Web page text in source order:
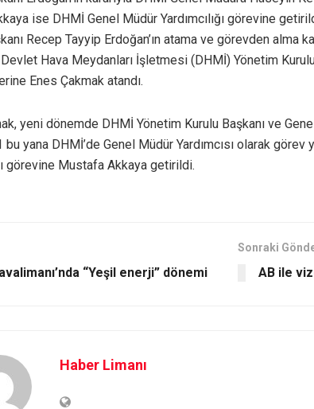
ise DHMİ Genel Müdür Yardımcılığı görevine
Recep Tayyip Erdoğan’ın atama ve görevden alma
Hava Meydanları İşletmesi (DHMİ) Yönetim
Enes Çakmak atandı.
yeni dönemde DHMİ Yönetim Kurulu Başkanı ve
yana DHMİ’de Genel Müdür Yardımcısı olarak
görevine Mustafa Akkaya getirildi.
“Yeşil enerji” dönemi
Sonraki
AB ile
Haber Limanı